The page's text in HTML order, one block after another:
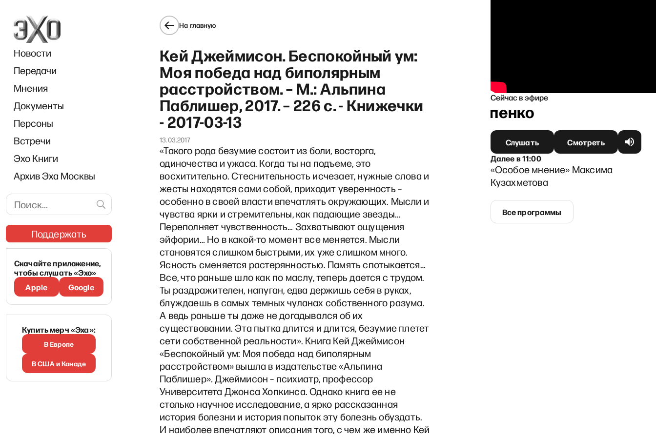
Новости
Передачи
Мнения
Документы
Персоны
Встречи
Эхо Книги
Архив Эха Москвы
Поддержать
Скачайте приложение,
чтобы слушать «Эхо»
Apple
Google
Купить мерч «Эха»:
В Европе
В США и Канаде
На главную
Кей Джеймисон. Беспокойный ум:
Моя победа над биполярным
расстройством. – М.: Альпина
Паблишер, 2017. – 226 с. - Книжечки
- 2017-03-13
13.03.2017
«Такого рода безумие состоит из боли, восторга,
одиночества и ужаса. Когда ты на подъеме, это
восхитительно. Стеснительность исчезает, нужные слова и
жесты находятся сами собой, приходит уверенность –
особенно в своей власти впечатлять окружающих. Мысли и
чувства ярки и стремительны, как падающие звезды…
Переполняет чувственность… Захватывают ощущения
эйфории… Но в какой-то момент все меняется. Мысли
становятся слишком быстрыми, их уже слишком много.
Ясность сменяется растерянностью. Память спотыкается…
Все, что раньше шло как по маслу, теперь дается с трудом.
Ты раздражителен, напуган, едва держишь себя в руках,
блуждаешь в самых темных чуланах собственного разума.
А ведь раньше ты даже не догадывался об их
существовании. Эта пытка длится и длится, безумие плетет
сети собственной реальности». Книга Кей Джеймисон
«Беспокойный ум: Моя победа над биполярным
расстройством» вышла в издательстве «Альпина
Паблишер». Джеймисон – психиатр, профессор
Университета Джонса Хопкинса. Однако книга ее не
столько научное исследование, а ярко рассказанная
история болезни и история попыток эту болезнь обуздать.
И наиболее впечатляют описания того, с чем же именно Кей
Сейчас в эфире
Breakfast show с Александрой Филиппенко
Слушать
Смотреть
Далеев11:00
«Особое мнение» Максима
Кузахметова
Все программы